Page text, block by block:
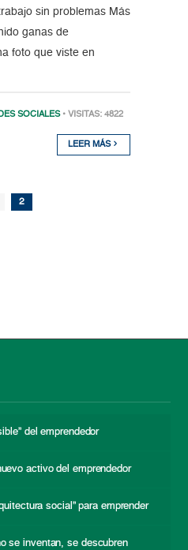
sin problemas Más
ganas de
foto que viste en
SOCIALES • VISITAS: 4822
LEER MÁS
2
del emprendedor
activo del emprendedor
social” para emprender
se inventan, se descubren